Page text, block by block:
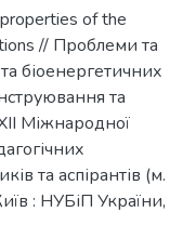
of the
// Проблеми та
біоенергетичних
та
Міжнародної
та аспірантів (м.
: НУБіП України,